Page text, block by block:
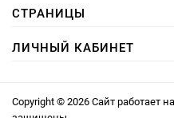
СТРАНИЦЫ
ЛИЧНЫЙ КАБИНЕТ
Copyright © 2026 Сайт работает